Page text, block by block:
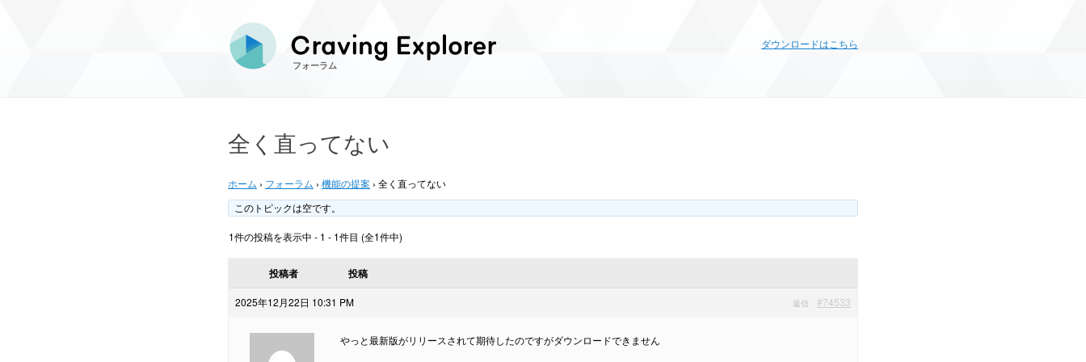
フォーラム
ダウンロードはこちら
全く直ってない
ホーム › フォーラム › 機能の提案 › 全く直ってない
このトピックは空です。
1件の投稿を表示中 - 1 - 1件目 (全1件中)
投稿者 投稿
2025年12月22日 10:31 PM #74533
返信
やっと最新版がリリースされて期待したのですがダウンロードできません